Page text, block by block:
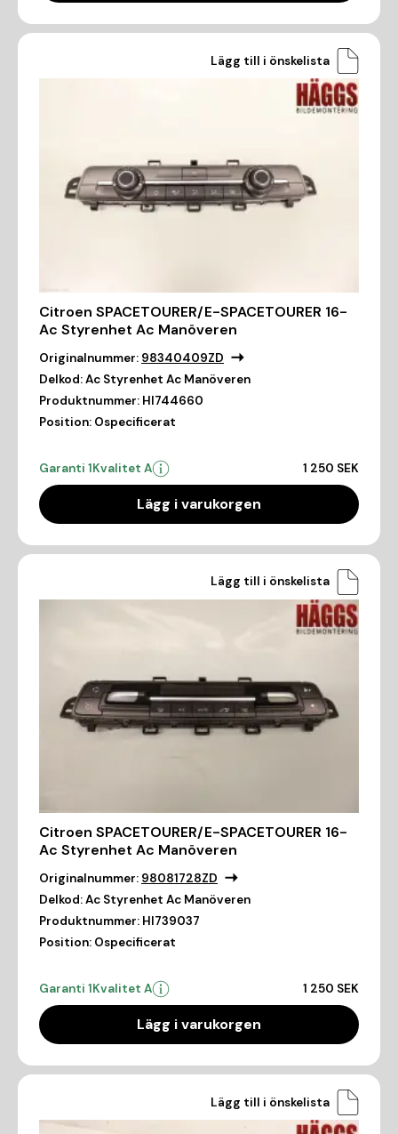
Lägg till i önskelista
Citroen SPACETOURER/E-SPACETOURER 16-
Ac Styrenhet Ac Manöveren
Originalnummer: 98340409ZD
Delkod:Ac Styrenhet Ac Manöveren
Produktnummer: HI744660
Position: Ospecificerat
Garanti 1Kvalitet A 1 250 SEK
Lägg i varukorgen
Lägg till i önskelista
Citroen SPACETOURER/E-SPACETOURER 16-
Ac Styrenhet Ac Manöveren
Originalnummer: 98081728ZD
Delkod:Ac Styrenhet Ac Manöveren
Produktnummer: HI739037
Position: Ospecificerat
Garanti 1Kvalitet A 1 250 SEK
Lägg i varukorgen
Lägg till i önskelista